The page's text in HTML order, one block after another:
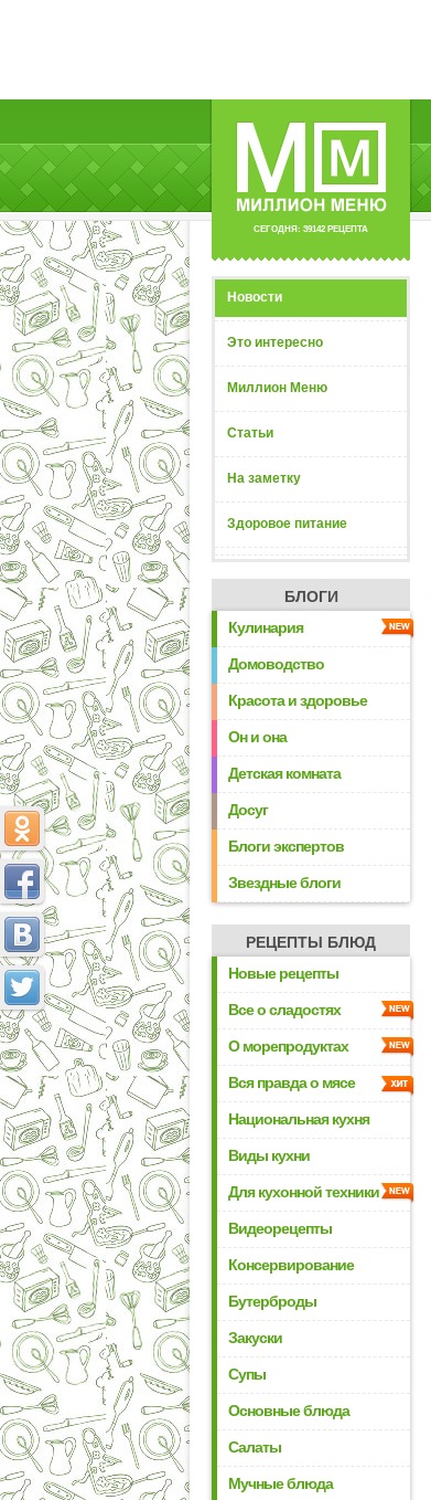
СЕГОДНЯ: 39142 РЕЦЕПТА
Новости
Это интересно
Миллион Меню
Статьи
На заметку
Здоровое питание
БЛОГИ
Кулинария
Домоводство
Красота и здоровье
Он и она
Детская комната
Досуг
Блоги экспертов
Звездные блоги
РЕЦЕПТЫ БЛЮД
Новые рецепты
Все о сладостях
О морепродуктах
Вся правда о мясе
Национальная кухня
Виды кухни
Для кухонной техники
Видеорецепты
Консервирование
Бутерброды
Закуски
Супы
Основные блюда
Салаты
Мучные блюда